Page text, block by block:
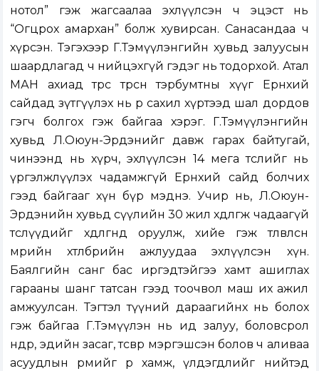
нотол” гэж жагсаалаа эхлүүлсэн ч эцэст нь
“Огцрох амархан” болж хувирсан. Санасандаа ч
хүрсэн. Тэгэхээр Г.Тэмүүлэнгийн хувьд залуусын
шаардлагад ч нийцэхгүй гэдэг нь тодорхой. Атал
МАН ахиад төрөөс төрсөн тэрбумтны хүүг Ерөнхий
сайдад зүтгүүлэх нь өөрөө сахил хүртээд шал дордов
гэгч болгох гэж байгаа хэрэг. Г.Тэмүүлэнгийн
хувьд Л.Оюун-Эрдэнийг давж гарах байтугай,
чинээнд нь хүрч, эхлүүлсэн 14 мега төслийг нь
үргэлжлүүлэх чадамжгүй Ерөнхий сайд болчих
гээд байгааг хүн бүр мэднэ. Учир нь, Л.Оюун-
Эрдэнийн хувьд сүүлийн 30 жил хөдөлгөж чадаагүй
төслүүдийг хөдөлгөөнд оруулж, хийе гэж төлөвлөсөн
мөрийн хөтөлбөрийн ажлуудаа эхлүүлсэн хүн.
Баялгийн санг бас иргэдтэйгээ хамт ашиглах
гарааны шанг татсан гээд тоочвол маш их ажил
амжуулсан. Тэгтэл түүний дараагийнх нь болох
гэж байгаа Г.Тэмүүлэн нь ид залуу, боловсрол
өндөр, эдийн засаг, төсвөөр мэргэшсэн болов ч аливаа
асуудлын өрмийг өөрөө хамж, үлдэгдлийг нийтэд